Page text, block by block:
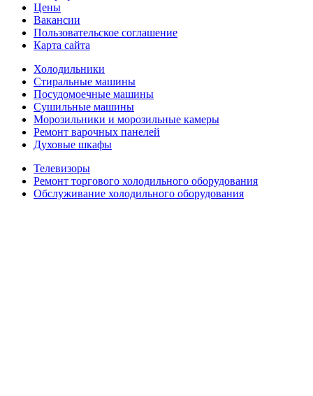
Цены
Вакансии
Пользовательское соглашение
Карта сайта
Холодильники
Стиральные машины
Посудомоечные машины
Сушильные машины
Морозильники и морозильные камеры
Ремонт варочных панелей
Духовые шкафы
Телевизоры
Ремонт торгового холодильного оборудования
Обслуживание холодильного оборудования